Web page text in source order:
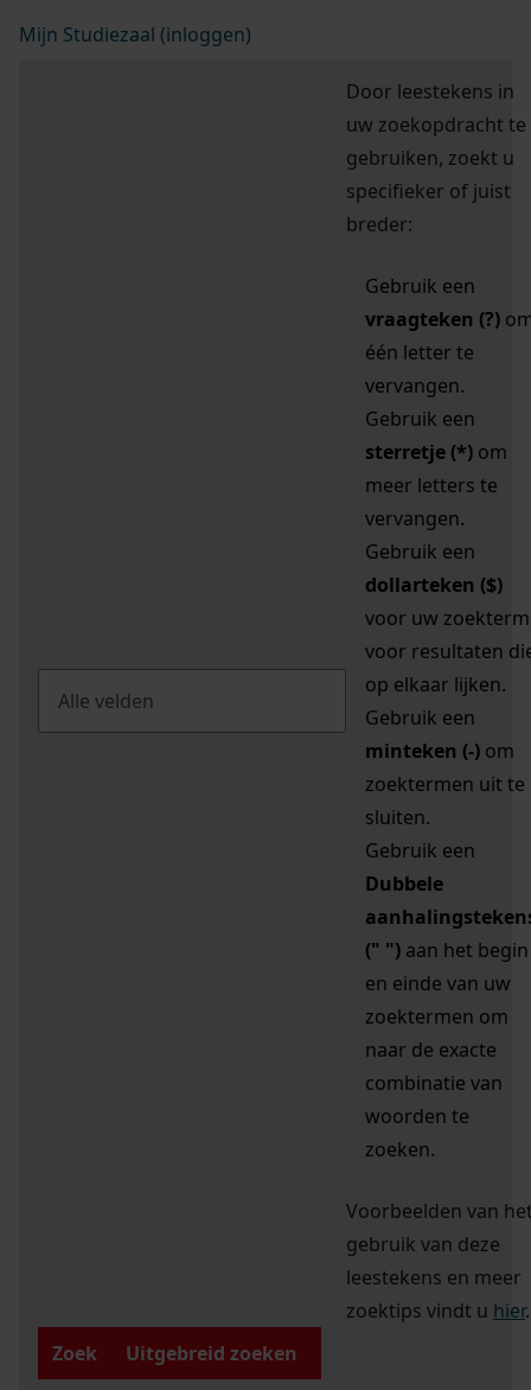
Mijn Studiezaal (inloggen)
Door leestekens in
uw zoekopdracht te
gebruiken, zoekt u
specifieker of juist
breder:
Gebruik een
vraagteken (?)
één letter te
vervangen.
Gebruik een
sterretje (*) om
meer letters te
vervangen.
Gebruik een
dollarteken ($)
voor uw zoekterm
voor resultaten
op elkaar lijken.
Gebruik een
minteken (-) om
zoektermen uit te
sluiten.
Gebruik een
Dubbele
(" ") aan het begin
en einde van uw
zoektermen om
naar de exacte
combinatie van
woorden te
zoeken.
Voorbeelden van
gebruik van deze
leestekens en meer
zoektips vindt u hier.
Zoek
Uitgebreid zoeken